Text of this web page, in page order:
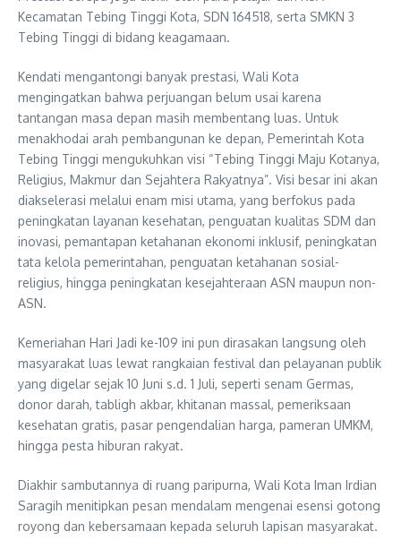
Kecamatan Tebing Tinggi Kota, SDN 164518, serta SMKN 3
Tebing Tinggi di bidang keagamaan.
Kendati mengantongi banyak prestasi, Wali Kota
mengingatkan bahwa perjuangan belum usai karena
tantangan masa depan masih membentang luas. Untuk
menakhodai arah pembangunan ke depan, Pemerintah Kota
Tebing Tinggi mengukuhkan visi “Tebing Tinggi Maju Kotanya,
Religius, Makmur dan Sejahtera Rakyatnya”. Visi besar ini akan
diakselerasi melalui enam misi utama, yang berfokus pada
peningkatan layanan kesehatan, penguatan kualitas SDM dan
inovasi, pemantapan ketahanan ekonomi inklusif, peningkatan
tata kelola pemerintahan, penguatan ketahanan sosial-
religius, hingga peningkatan kesejahteraan ASN maupun non-
ASN.
Kemeriahan Hari Jadi ke-109 ini pun dirasakan langsung oleh
masyarakat luas lewat rangkaian festival dan pelayanan publik
yang digelar sejak 10 Juni s.d. 1 Juli, seperti senam Germas,
donor darah, tabligh akbar, khitanan massal, pemeriksaan
kesehatan gratis, pasar pengendalian harga, pameran UMKM,
hingga pesta hiburan rakyat.
Diakhir sambutannya di ruang paripurna, Wali Kota Iman Irdian
Saragih menitipkan pesan mendalam mengenai esensi gotong
royong dan kebersamaan kepada seluruh lapisan masyarakat.